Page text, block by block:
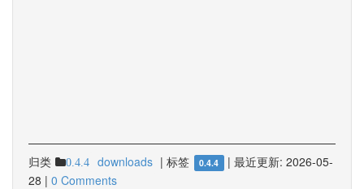
归类 0.4.4 downloads | 标签 0.4.4 | 最近更新: 2026-05-
28 | 0 Comments